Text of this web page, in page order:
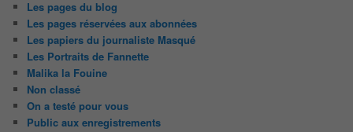
Les pages du blog
Les pages réservées aux abonnées
Les papiers du journaliste Masqué
Les Portraits de Fannette
Malika la Fouine
Non classé
On a testé pour vous
Public aux enregistrements